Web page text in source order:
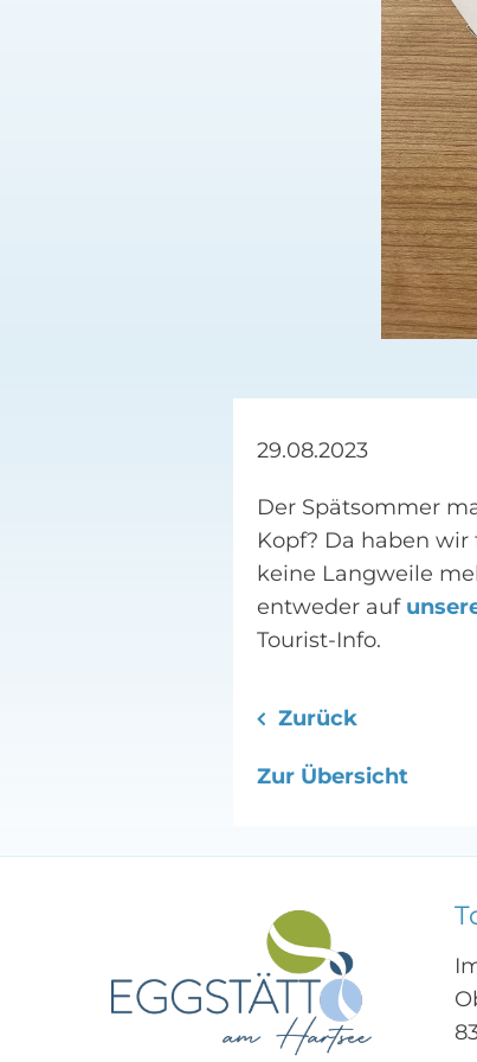
29.08.2023
Der Spätsommer
Kopf? Da haben
keine Langweile
entweder auf
Tourist-Info.
Zurück
Zur Übersicht